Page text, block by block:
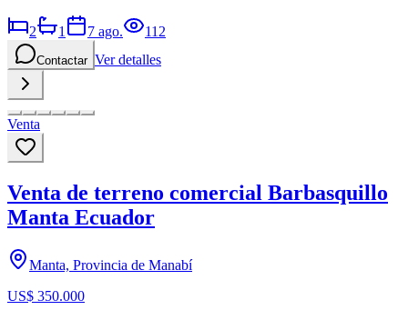
2 1 7 ago. 112
Contactar Ver detalles
Venta
Venta de terreno comercial Barbasquillo
Manta Ecuador
Manta, Provincia de Manabí
US$ 350.000